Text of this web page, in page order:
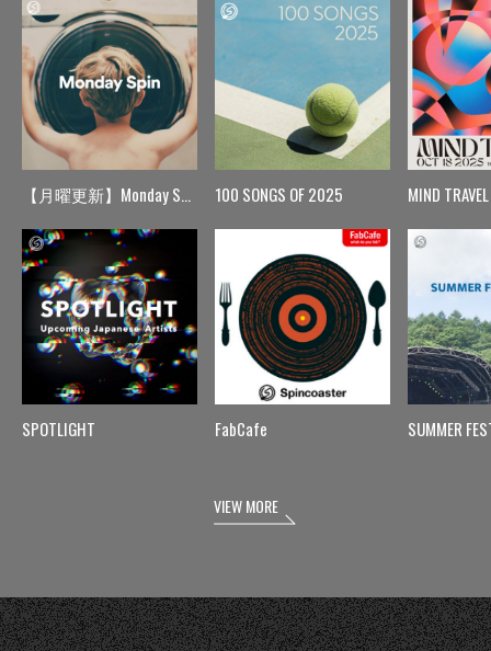
【月曜更新】Monday Spin
SPOTLIGHT
100 SONGS OF 2025
FabCafe
MIND TRAVEL
SUMMER
VIEW MORE